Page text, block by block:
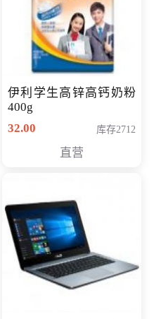
伊利学生高锌高钙奶粉
400g
32.00
库存2712
直营